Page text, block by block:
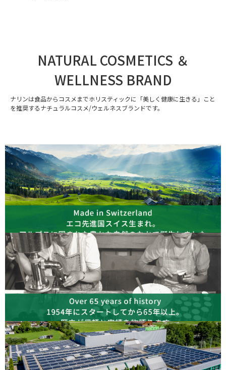
NATURAL COSMETICS ＆
WELLNESS BRAND
ナリンは食品からコスメまでホリスティックに「美しく健康に生きる」こと
を推奨するナチュラルコスメ/ウェルネスブランドです。